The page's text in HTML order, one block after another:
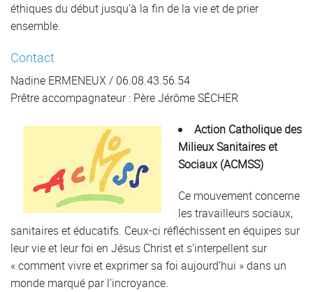
éthiques du début jusqu’à la fin de la vie et de prier
ensemble.
Contact
Nadine ERMENEUX / 06.08.43.56.54
Prêtre accompagnateur : Père Jérôme SÉCHER
Action Catholique des
Milieux Sanitaires et
Sociaux (ACMSS)
Ce mouvement concerne
les travailleurs sociaux,
sanitaires et éducatifs. Ceux-ci réfléchissent en équipes sur
leur vie et leur foi en Jésus Christ et s’interpellent sur
« comment vivre et exprimer sa foi aujourd’hui » dans un
monde marqué par l’incroyance.